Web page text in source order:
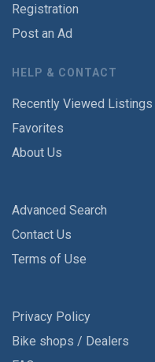
Registration
Post an Ad
HELP & CONTACT
Recently Viewed Listings
Favorites
About Us
Advanced Search
Contact Us
Terms of Use
Privacy Policy
Bike shops / Dealers